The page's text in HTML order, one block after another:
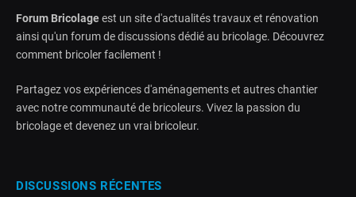
Forum Bricolageest un site d'actualités travaux et rénovation
ainsi qu'un forum de discussions dédié au bricolage. Découvrez
comment bricoler facilement !
Partagez vos expériences d'aménagements et autres chantier
avec notre communauté de bricoleurs. Vivez la passion du
bricolage et devenez un vrai bricoleur.
DISCUSSIONS RÉCENTES